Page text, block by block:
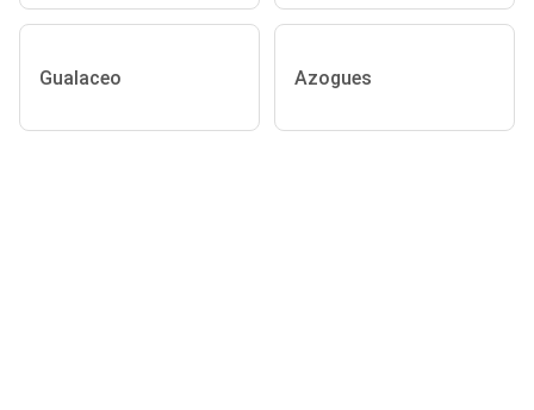
Gualaceo Azogues